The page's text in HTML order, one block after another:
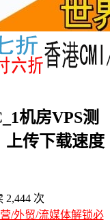
机房VPS测
上传下载速度
2,444 次
/外贸/流媒体解锁必